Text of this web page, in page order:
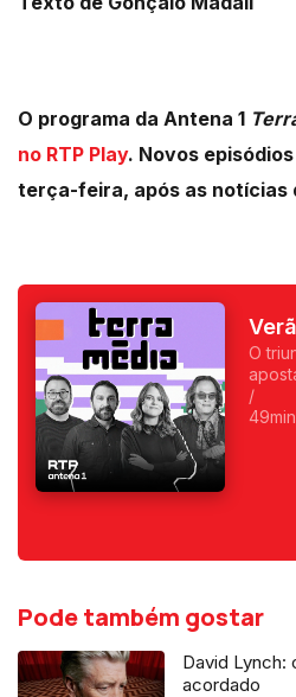
O programa da Antena 1
no RTP Play. Novos
terça-feira, após as notícias
O
de
/
49min
Pode também gostar
David Lynch:
acordado